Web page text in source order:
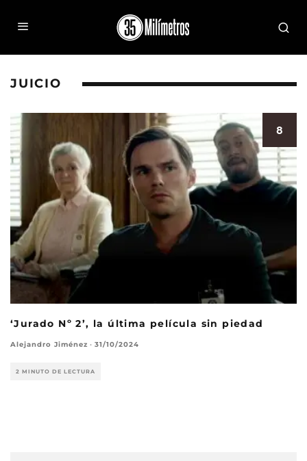
JUICIO
8
‘Jurado Nº 2’, la última película sin piedad
Alejandro Jiménez · 31/10/2024
2 MINUTO DE LECTURA